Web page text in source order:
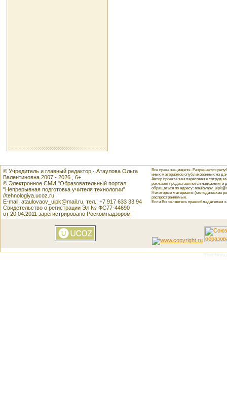
© Учредитель и главный редактор - Атаулова Ольга
Валентиновна 2007 - 2026 , 6+
© Электронное СМИ "Образовательный портал
"Непрерывная подготовка учителя технологии"
//tehnologiya.ucoz.ru
E-mail: ataulovaov_uipk@mail.ru, тел.: +7 917 633 33 94
Свидетельство о регистрации Эл № ФС77-44690
от 20.04.2011 зарегистрировано Роскомнадзором
Все права защищены. Разрешается
иных материалов опубликованных на
Автор проекта заинтересован в
рекламы предоставляется надёжным и
обращаться по адресу:
Некоторые материалы (методические
распространяемые.
Если Вы являетесь правообладателем